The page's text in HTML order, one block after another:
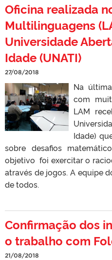
Oficina realizada
Multilinguagens
Universidade
Idade (UNATI)
27/08/2018
Na
com
LAM
Idade)
sobre desafios
objetivo foi exercitar o
através de jogos. A equipe
de todos.
Confirmação dos
o trabalho com
21/08/2018